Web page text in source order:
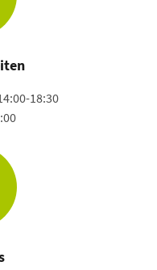
18:30